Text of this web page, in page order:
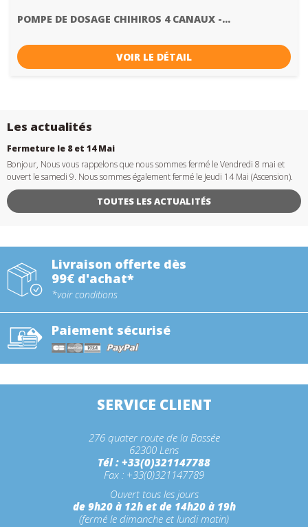
POMPE DE DOSAGE CHIHIROS 4 CANAUX -...
VOIR LE DÉTAIL
Les actualités
Fermeture le 8 et 14 Mai
Bonjour, Nous vous rappelons que nous sommes fermé le Vendredi 8 mai et
ouvert le samedi 9. Nous sommes également fermé le Jeudi 14 Mai (Ascension).
TOUTES LES ACTUALITÉS
Livraison offerte dès
99€ d'achat*
*voir conditions
Paiement sécurisé
SERVICE CLIENT
276 quater route de la Bassée
62300 Lens
Tél : +33(0)321147788
Fax : +33(0)321147789
Ouvert tous les jours
de 9h20 à 12h et de 14h20 à 19h
(fermé le dimanche et lundi matin)